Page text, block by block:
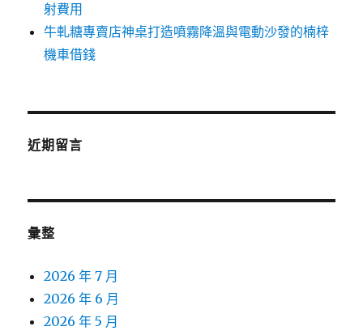
射費用
牛軋糖專賣店神桌打造噴霧降溫與電動沙發的楠梓
機車借錢
近期留言
彙整
2026 年 7 月
2026 年 6 月
2026 年 5 月